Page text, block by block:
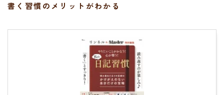
書く習慣のメリットがわかる